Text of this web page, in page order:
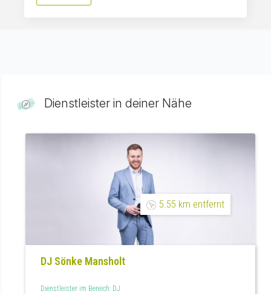
Dienstleister in deiner Nähe
5.55 km entfernt
DJ Sönke Mansholt
Dienstleister im Bereich: DJ